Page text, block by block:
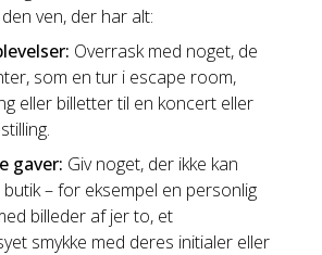
ven, der har alt:
Overrask med noget, de
som en tur i escape room,
eller billetter til en koncert eller
gaver: Giv noget, der ikke kan
– for eksempel en personlig
billeder af jer to, et
smykke med deres initialer eller